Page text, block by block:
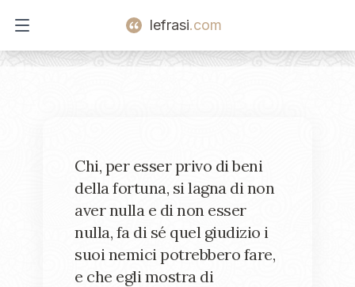
Open main menu
lefrasi.com
Chi, per esser privo di beni
della fortuna, si lagna di non
aver nulla e di non esser
nulla, fa di sé quel giudizio i
suoi nemici potrebbero fare,
e che egli mostra di